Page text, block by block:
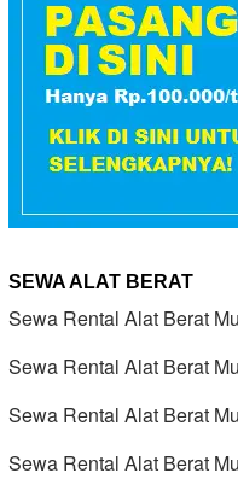
SEWA ALAT BERAT
Sewa Rental Alat Berat
Sewa Rental Alat Berat
Sewa Rental Alat Berat
Sewa Rental Alat Berat